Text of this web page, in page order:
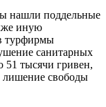
нашли поддельные
иную
турфирмы
санитарных
тысячи гривен,
лишение свободы